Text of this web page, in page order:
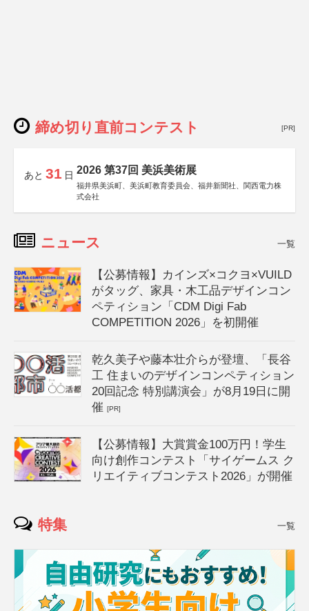
締め切り直前コンテスト [PR]
あと 31 日 2026 第37回 美浜美術展
福井県美浜町、美浜町教育委員会、福井新聞社、関西電力株
式会社
ニュース 一覧
【公募情報】カインズ×コクヨ×VUILD
がタッグ、家具・木工品デザインコン
ペティション「CDM Digi Fab
COMPETITION 2026」を初開催
乾久美子や藤本壮介らが登壇、「長谷
工 住まいのデザインコンペティション
20回記念 特別講演会」が8月19日に開
催[PR]
【公募情報】大賞賞金100万円！学生
向け創作コンテスト「サイゲームス ク
リエイティブコンテスト2026」が開催
特集 一覧